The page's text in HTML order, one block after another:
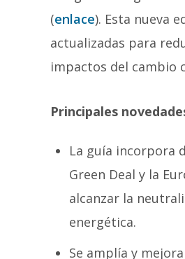
(enlace). Esta nueva
actualizadas para
impactos del cambio
Principales
La guía incorpora
Green Deal y la
alcanzar la
energética.
Se amplía y